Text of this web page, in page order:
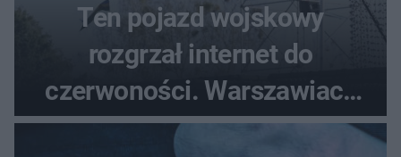
Ten pojazd wojskowy
rozgrzał internet do
czerwoności. Warszawiacy
pytali, czy to Mad Max!